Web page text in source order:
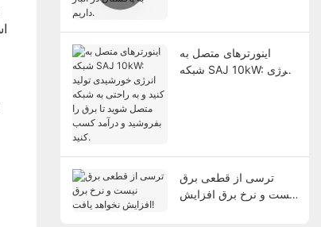
اینورترهای متصل به
شبکه SAJ 10kW: انرژی
ترسی از قطعی برق
نیست و نرخ برق افزایش